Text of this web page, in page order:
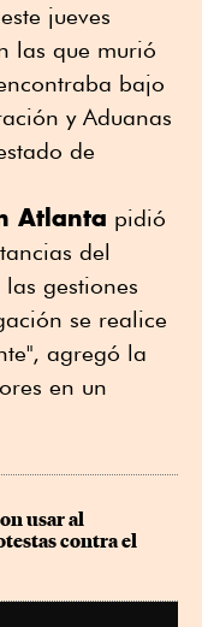
jueves
las que murió
bajo
y Aduanas
de
Atlanta pidió
del
gestiones
se realice
agregó la
en un
usar al
contra el